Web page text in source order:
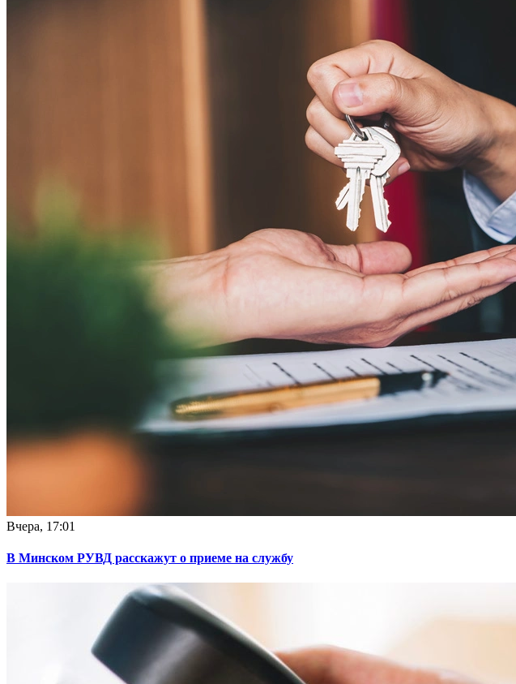
Вчера, 17:01
В Минском РУВД расскажут о приеме на службу